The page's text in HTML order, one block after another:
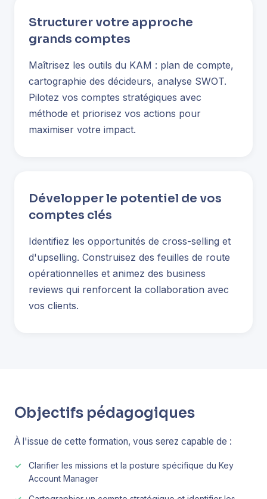
Structurer votre approche
grands comptes
Maîtrisez les outils du KAM : plan de compte,
cartographie des décideurs, analyse SWOT.
Pilotez vos comptes stratégiques avec
méthode et priorisez vos actions pour
maximiser votre impact.
Développer le potentiel de vos
comptes clés
Identifiez les opportunités de cross-selling et
d'upselling. Construisez des feuilles de route
opérationnelles et animez des business
reviews qui renforcent la collaboration avec
vos clients.
Objectifs pédagogiques
À l'issue de cette formation, vous serez capable de :
Clarifier les missions et la posture spécifique du Key
Account Manager